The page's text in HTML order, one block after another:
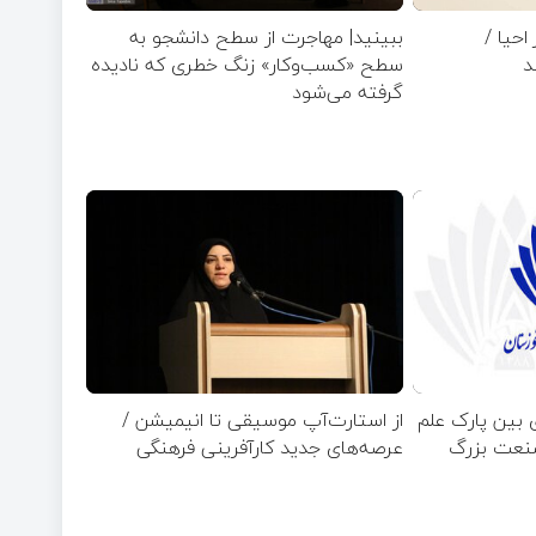
/
ببینید| مهاجرت از سطح دانشجو به
سطح «کسب‌وکار» زنگ خطری که نادیده
گرفته می‌شود
بین پارک علم از استارت‌آپ موسیقی تا انیمیشن /
عرصه‌های جدید کارآفرینی فرهنگی